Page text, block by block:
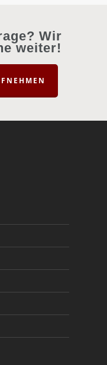
Wir
weiter!